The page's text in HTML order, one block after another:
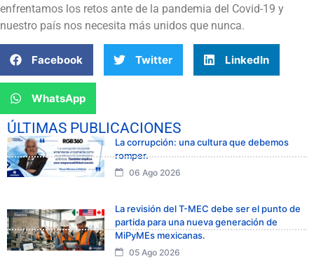
enfrentamos los retos ante de la pandemia del Covid-19 y
nuestro país nos necesita más unidos que nunca.
Facebook Twitter LinkedIn
WhatsApp
ÚLTIMAS PUBLICACIONES
La corrupción: una cultura que debemos
romper.
06 Ago 2026
La revisión del T-MEC debe ser el punto de
partida para una nueva generación de
MiPyMEs mexicanas.
05 Ago 2026